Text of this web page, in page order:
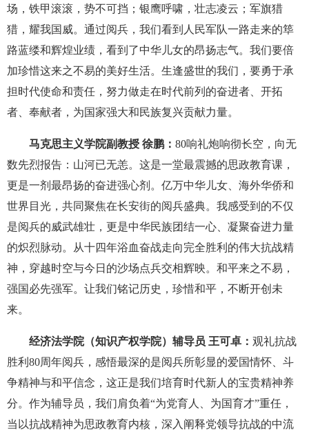
场，铁甲滚滚，势不可挡；银鹰呼啸，壮志凌云；军旗猎
猎，耀我国威。通过阅兵，我们看到人民军队一路走来的筚
路蓝缕和辉煌业绩，看到了中华儿女的昂扬志气。我们要倍
加珍惜这来之不易的美好生活。生逢盛世的我们，要勇于承
担时代使命和责任，努力做走在时代前列的奋进者、开拓
者、奉献者，为国家强大和民族复兴贡献力量。
马克思主义学院副教授 徐鹏： 80响礼炮响彻长空，向无
数先烈报告：山河已无恙。这是一堂最震撼的思政教育课，
更是一剂最昂扬的奋进强心剂。亿万中华儿女、海外华侨和
世界目光，共同聚焦在长安街的阅兵盛典。我感受到的不仅
是阅兵的威武雄壮，更是中华民族团结一心、凝聚奋进力量
的炽烈脉动。从十四年浴血奋战走向完全胜利的伟大抗战精
神，穿越时空与今日的沙场点兵交相辉映。和平来之不易，
强国必先强军。让我们铭记历史，珍惜和平，不断开创未
来。
经济法学院（知识产权学院）辅导员 王可卓： 观礼抗战
胜利80周年阅兵，感悟最深的是阅兵所彰显的爱国情怀、斗
争精神与和平信念，这正是我们培育时代新人的宝贵精神养
分。作为辅导员，我们肩负着“为党育人、为国育才”重任，
当以抗战精神为思政教育内核，深入阐释党领导抗战的中流